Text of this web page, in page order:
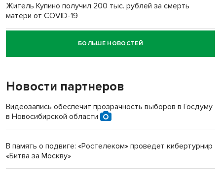
Житель Купино получил 200 тыс. рублей за смерть
матери от COVID-19
Новосибирский суд наказал водителя за смерть
пенсионерки на вокзале
«Мы живём на пастбище!»: в новосибирском селе лошади
терроризируют жителей
Инвалид получил условный срок за избиение врачей
Новосибирский преподаватель с женой вошли в топ-16
БОЛЬШЕ НОВОСТЕЙ
Новости партнеров
Видеозапись обеспечит прозрачность выборов в Госдуму
в Новосибирской области
В память о подвиге: «Ростелеком» проведет кибертурнир
«Битва за Москву»